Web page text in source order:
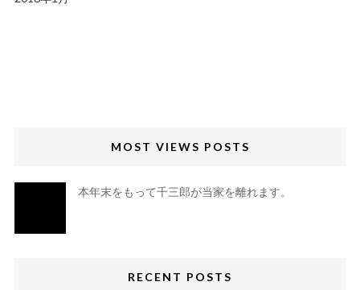
MOST VIEWS POSTS
本年末をもって千三郎が当家を離れます。
RECENT POSTS